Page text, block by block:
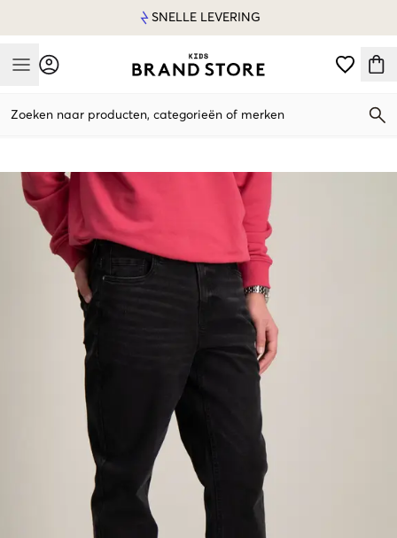
SNELLE LEVERING
Mobile Menu
Zoeken naar producten, categorieën of merken